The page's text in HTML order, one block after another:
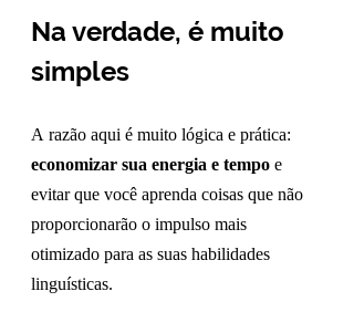
Na verdade, é muito
simples
A razão aqui é muito lógica e prática:
economizar sua energia e tempo e
evitar que você aprenda coisas que não
proporcionarão o impulso mais
otimizado para as suas habilidades
linguísticas.